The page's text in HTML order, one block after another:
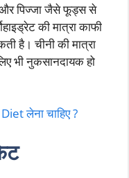
और पिज्जा जैसे फूड्स से
की मात्रा काफी
है। चीनी की मात्रा
भी नुकसानदायक हो
लेना चाहिए ?